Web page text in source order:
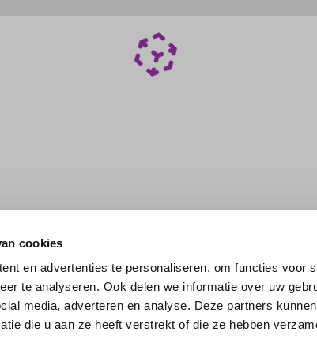
cookies
en advertenties te personaliseren, om functies voor
te analyseren. Ook delen we informatie over uw
media, adverteren en analyse. Deze partners
die u aan ze heeft verstrekt of die ze hebben